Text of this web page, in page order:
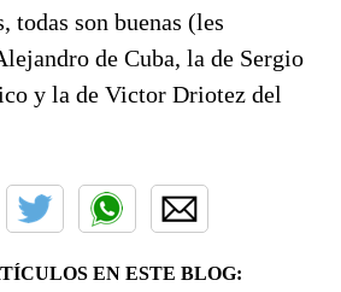
todas son buenas (les
de Cuba, la de Sergio
y la de Victor Driotez del
EN ESTE BLOG: